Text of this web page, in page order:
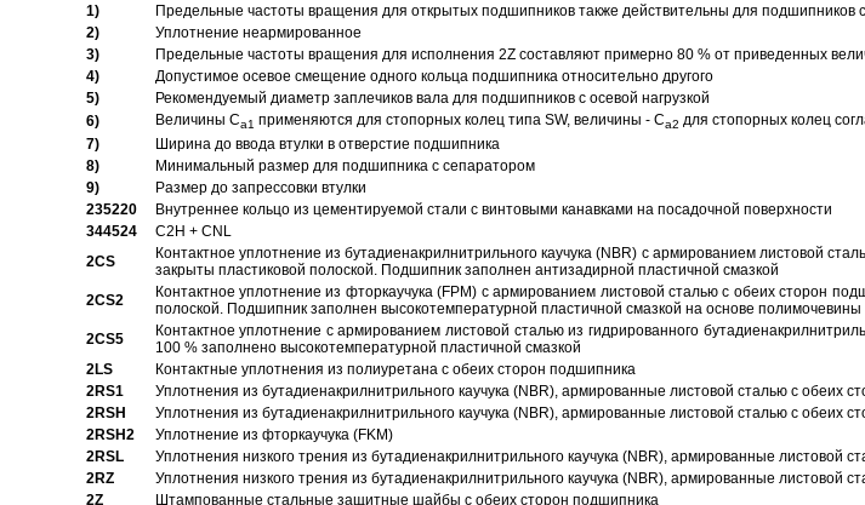
1)
Предельные частоты вращения для открытых подшипников также действительны для
2)
Уплотнение неармированное
3)
Предельные частоты вращения для исполнения 2Z составляют примерно 80 % от приведенных
4)
Допустимое осевое смещение одного кольца подшипника относительно другого
5)
Рекомендуемый диаметр заплечиков вала для подшипников с осевой нагрузкой
6)
Величины Ca1 применяются для стопорных колец типа SW, величины - Ca2 для стопорных колец
7)
Ширина до ввода втулки в отверстие подшипника
8)
Минимальный размер для подшипника с сепаратором
9)
Размер до запрессовки втулки
235220
Внутреннее кольцо из цементируемой стали с винтовыми канавками на посадочной поверхности
344524
C2H + CNL
2CS
Контактное уплотнение из бутадиенакрилнитрильного каучука (NBR) с армированием листовой
закрыты пластиковой полоской. Подшипник заполнен антизадирной пластичной смазкой
2CS2
Контактное уплотнение из фторкаучука (FPM) с армированием листовой сталью с обеих сторон
полоской. Подшипник заполнен высокотемпературной пластичной смазкой на основе полимочевины
2CS5
Контактное уплотнение с армированием листовой сталью из гидрированного
100 % заполнено высокотемпературной пластичной смазкой
2LS
Контактные уплотнения из полиуретана с обеих сторон подшипника
2RS1
Уплотнения из бутадиенакрилнитрильного каучука (NBR), армированные листовой сталью с обеих
2RSH
Уплотнения из бутадиенакрилнитрильного каучука (NBR), армированные листовой сталью с обеих
2RSH2
Уплотнение из фторкаучука (FKM)
2RSL
Уплотнения низкого трения из бутадиенакрилнитрильного каучука (NBR), армированные листовой
2RZ
Уплотнения низкого трения из бутадиенакрилнитрильного каучука (NBR), армированные листовой
2Z
Штампованные стальные защитные шайбы с обеих сторон подшипника